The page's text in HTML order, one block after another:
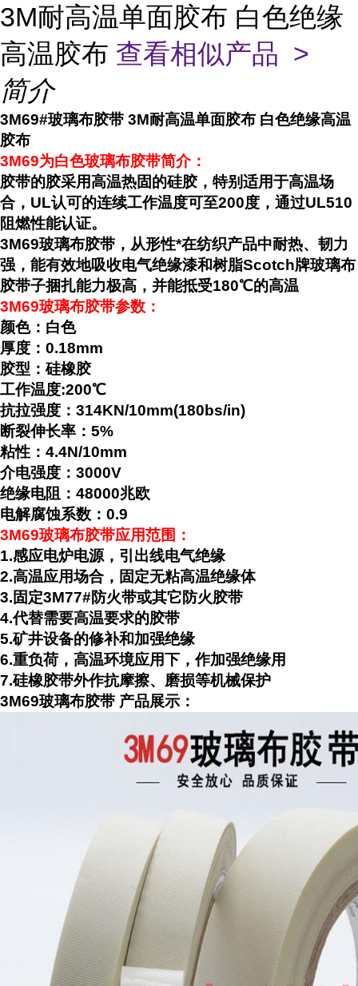
3M耐高温单面胶布 白色绝缘
高温胶布 查看相似产品 >
简介
3M69#玻璃布胶带 3M耐高温单面胶布 白色绝缘高温
胶布
3M69为白色玻璃布胶带简介：
胶带的胶采用高温热固的硅胶，特别适用于高温场
合，UL认可的连续工作温度可至200度，通过UL510
阻燃性能认证。
3M69玻璃布胶带，从形性*在纺织产品中耐热、韧力
强，能有效地吸收电气绝缘漆和树脂Scotch牌玻璃布
胶带子捆扎能力极高，并能抵受180℃的高温
3M69玻璃布胶带参数：
颜色：白色
厚度：0.18mm
胶型：硅橡胶
工作温度:200℃
抗拉强度：314KN/10mm(180bs/in)
断裂伸长率：5%
粘性：4.4N/10mm
介电强度：3000V
绝缘电阻：48000兆欧
电解腐蚀系数：0.9
3M69玻璃布胶带应用范围：
1.感应电炉电源，引出线电气绝缘
2.高温应用场合，固定无粘高温绝缘体
3.固定3M77#防火带或其它防火胶带
4.代替需要高温要求的胶带
5.矿井设备的修补和加强绝缘
6.重负荷，高温环境应用下，作加强绝缘用
7.硅橡胶带外作抗摩擦、磨损等机械保护
3M69玻璃布胶带 产品展示：